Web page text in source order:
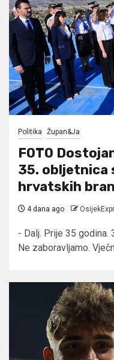
Politika Župan&Ja
FOTO
35. obljetnica
hrvatskih
4 dana ago
- Dalj. Prije 35 godina.
Ne zaboravljamo.